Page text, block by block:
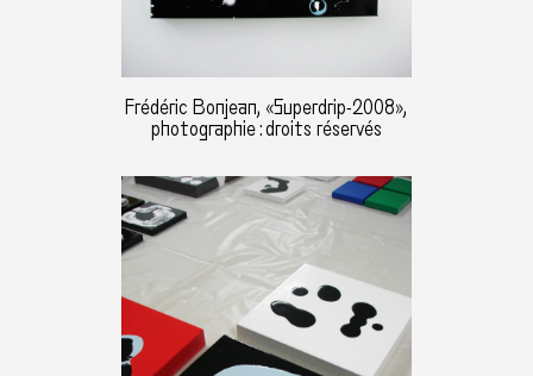
Frédéric Bonjean, «Superdrip-2008»,
photographie : droits réservés